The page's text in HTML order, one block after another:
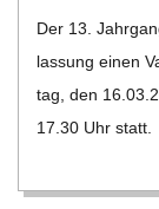
Der 13.
las­sung einen
tag, den
17.30 Uhr statt.